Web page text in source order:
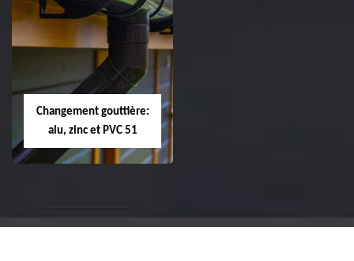
Réparation et
changement de
tuile de rive 51
Changement gouttière:
alu, zinc et PVC 51